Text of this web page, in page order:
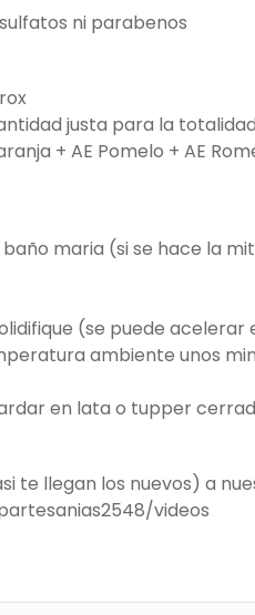
ni parabenos
justa para la
+ AE Pomelo + AE
maria (si se hace la
(se puede acelerar
ambiente unos
en lata o tupper
te llegan los nuevos) a
videos